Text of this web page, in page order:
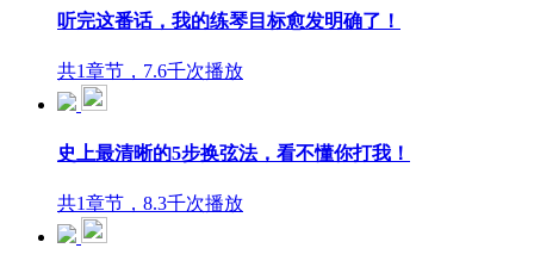
听完这番话，我的练琴目标愈发明确了！
共1章节，7.6千次播放
史上最清晰的5步换弦法，看不懂你打我！
共1章节，8.3千次播放